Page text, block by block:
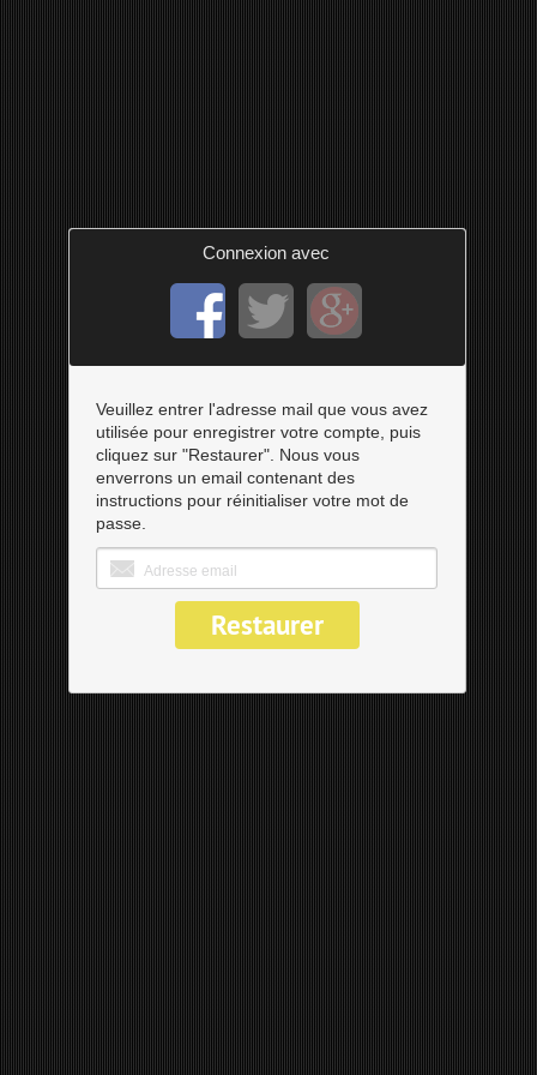
Connexion avec
Veuillez entrer l'adresse mail que vous avez
utilisée pour enregistrer votre compte, puis
cliquez sur "Restaurer". Nous vous
enverrons un email contenant des
instructions pour réinitialiser votre mot de
passe.